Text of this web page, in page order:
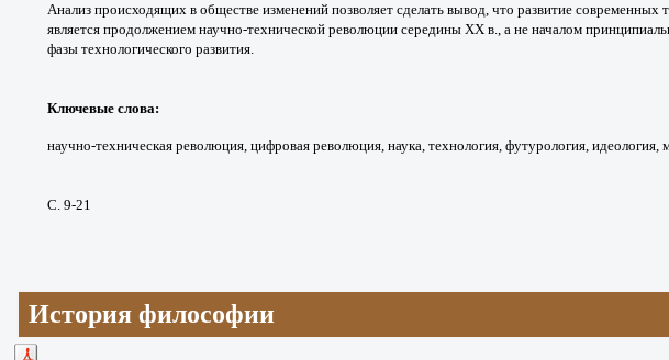
Анализ происходящих в обществе изменений позволяет сделать вывод, что развитие современных
является продолжением научно-технической революции середины ХХ в., а не началом
фазы технологического развития.
Ключевые слова:
научно-техническая революция, цифровая революция, наука, технология, футурология, идеология,
С. 9-21
История философии